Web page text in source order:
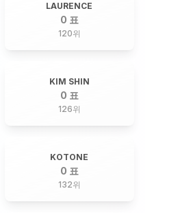
LAURENCE
0 표
120위
KIM SHIN
0 표
126위
KOTONE
0 표
132위